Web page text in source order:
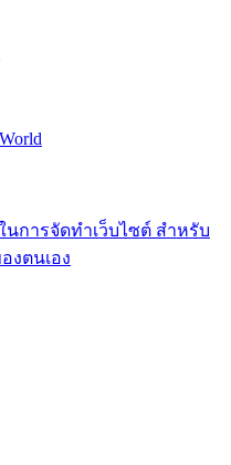
การจัดทำเว็บไซต์ สำหรับ
งตนเอง